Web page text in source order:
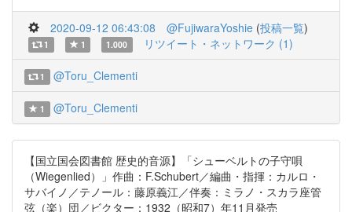
2020-09-12 06:43:08 @FujiwaraYoshie (投稿一覧)
1 1 1.000 リツイート・ネットワーク (1)
1 @Toru_Clementi
1 @Toru_Clementi
【国立国会図書館 歴史的音源】「シューベルトの子守唄
（Wiegenlied）」作曲：F.Schubert／編曲・指揮：カルロ・
サバイノ／テノール：藤原義江／伴奏：ミラノ・スカラ座管
弦（楽）団／ビクター：1932（昭和7）年11月発売